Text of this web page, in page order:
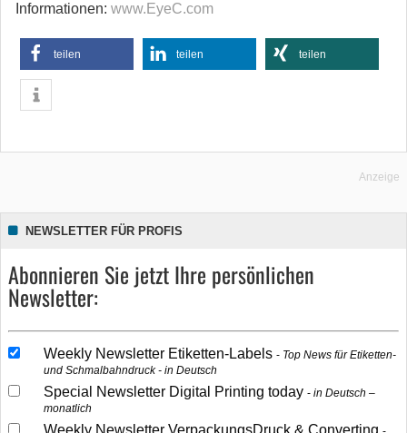
Informationen: www.EyeC.com
teilen teilen teilen
Anzeige
NEWSLETTER FÜR PROFIS
Abonnieren Sie jetzt Ihre persönlichen
Newsletter:
Weekly Newsletter Etiketten-Labels
Top News für Etiketten-
und Schmalbahndruck - in Deutsch
Special Newsletter Digital Printing today
in Deutsch –
monatlich
Weekly Newsletter VerpackungsDruck & Converting